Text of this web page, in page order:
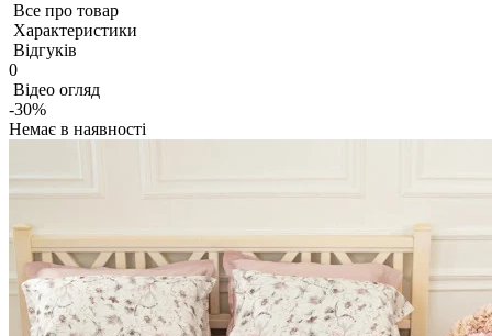
Все про товар
Характеристики
Відгуків
0
Відео огляд
-30%
Немає в наявності